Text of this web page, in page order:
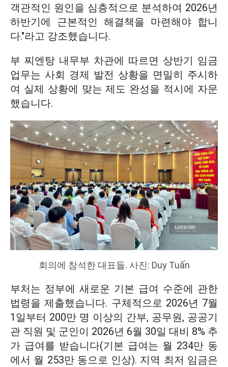
객관적인 원인을 심층적으로 분석하여 2026년
하반기에 근본적인 해결책을 마련해야 합니
다."라고 강조했습니다.
부 찌엔탕 내무부 차관에 따르면 상반기 임금
업무는 사회 경제 발전 상황을 면밀히 주시하
여 실제 상황에 맞는 제도 완성을 적시에 자문
했습니다.
회의에 참석한 대표들. 사진: Duy Tuấn
부처는 정부에 새로운 기본 급여 수준에 관한
법령을 제출했습니다. 구체적으로 2026년 7월
1일부터 200만 명 이상의 간부, 공무원, 공공기
관 직원 및 군인이 2026년 6월 30일 대비 8% 추
가 급여를 받습니다(기본 급여는 월 234만 동
에서 월 253만 동으로 인상). 지역 최저 임금은